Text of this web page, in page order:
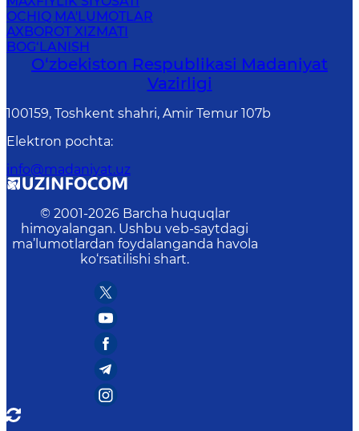
OCHIQ MA'LUMOTLAR
AXBOROT XIZMATI
BOG‘LANISH
O‘zbekiston Respublikasi Madaniyat
Vazirligi
100159, Toshkent shahri, Amir Temur 107b
Elektron pochta:
info@madaniyat.uz
© 2001-2026 Barcha huquqlar
himoyalangan. Ushbu veb-saytdagi
ma’lumotlardan foydalanganda havola
ko‘rsatilishi shart.